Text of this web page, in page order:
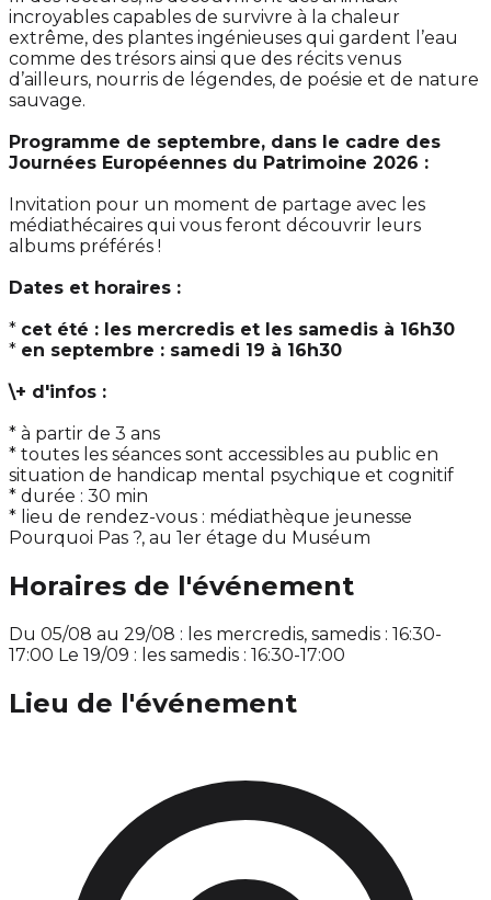
incroyables capables de survivre à la chaleur
extrême, des plantes ingénieuses qui gardent l’eau
comme des trésors ainsi que des récits venus
d’ailleurs, nourris de légendes, de poésie et de nature
sauvage.
Programme de septembre, dans le cadre des
Journées Européennes du Patrimoine 2026 :
Invitation pour un moment de partage avec les
médiathécaires qui vous feront découvrir leurs
albums préférés !
Dates et horaires :
* cet été : les mercredis et les samedis à 16h30
* en septembre : samedi 19 à 16h30
\+ d'infos :
* à partir de 3 ans
* toutes les séances sont accessibles au public en
situation de handicap mental psychique et cognitif
* durée : 30 min
* lieu de rendez-vous : médiathèque jeunesse
Pourquoi Pas ?, au 1er étage du Muséum
Horaires de l'événement
Du 05/08 au 29/08 : les mercredis, samedis : 16:30-
17:00 Le 19/09 : les samedis : 16:30-17:00
Lieu de l'événement